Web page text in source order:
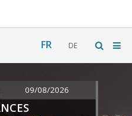
FR DE
09/08/2026